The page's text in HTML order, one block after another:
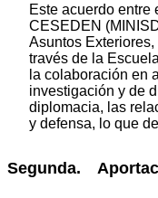
Este acuerdo entre
CESEDEN
Asuntos
través de la
la colaboración en
investigación y de
diplomacia, las
y defensa, lo que
Segunda.